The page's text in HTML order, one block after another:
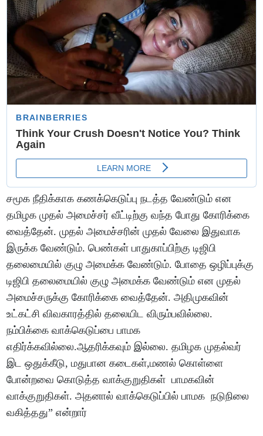
சமூக நீதிக்காக கணக்கெடுப்பு நடத்த வேண்டும் என
தமிழக முதல் அமைச்சர் வீட்டிற்கு வந்த போது கோரிக்கை
வைத்தேன். முதல் அமைச்சரின் முதல் வேலை இதுவாக
இருக்க வேண்டும். பெண்கள் பாதுகாப்பிற்கு டிஜிபி
தலைமையில் குழு அமைக்க வேண்டும். போதை ஒழிப்புக்கு
டிஜிபி தலைமையில் குழு அமைக்க வேண்டும் என முதல்
அமைச்சருக்கு கோரிக்கை வைத்தேன். அதிமுகவின்
உட்கட்சி விவகாரத்தில் தலையிட விரும்பவில்லை.
நம்பிக்கை வாக்கெடுப்பை பாமக
எதிர்க்கவில்லை.ஆதரிக்கவும் இல்லை. தமிழக முதல்வர்
இட ஒதுக்கீடு, மதுபான கடைகள்,மணல் கொள்ளை
போன்றவை கொடுத்த வாக்குறுதிகள் பாமகவின்
வாக்குறுதிகள். அதனால் வாக்கெடுப்பில் பாமக நடுநிலை
வகித்தது” என்றார்